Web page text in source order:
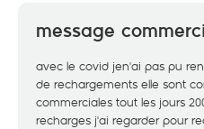
message
avec le covid jen'ai pas pu
de rechargements elle sont
commerciales tout les jours
recharges j'ai regarder pour